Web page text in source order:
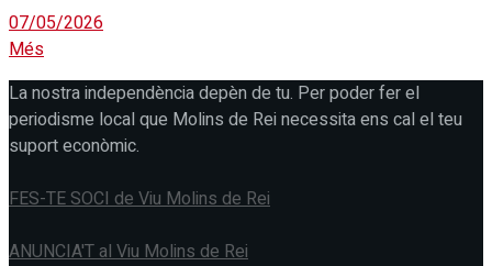
07/05/2026
Més
La nostra independència depèn de tu. Per poder fer el
periodisme local que Molins de Rei necessita ens cal el teu
suport econòmic.
FES-TE SOCI de Viu Molins de Rei
ANUNCIA'T al Viu Molins de Rei